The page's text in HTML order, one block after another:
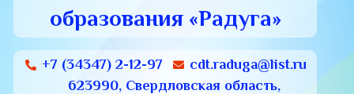
образования «Радуга»
+7 (34347) 2-12-97
cdt.raduga@list.ru
623990, Свердловская область,